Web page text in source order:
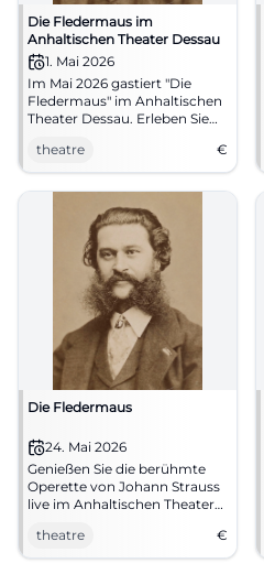
Die Fledermaus im
Anhaltischen Theater Dessau
1. Mai 2026
Im Mai 2026 gastiert "Die
Fledermaus" im Anhaltischen
Theater Dessau. Erleben Sie
Komödie.
theatre €
Die Fledermaus
24. Mai 2026
Genießen Sie die berühmte
Operette von Johann Strauss
live im Anhaltischen Theater
theatre
€